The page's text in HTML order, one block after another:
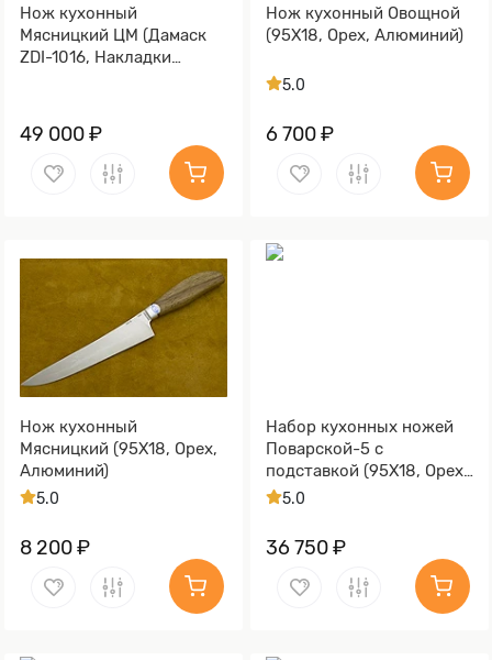
Нож кухонный
Мясницкий ЦМ (Дамаск
ZDI-1016, Накладки
49 000 ₽
Нож кухонный Овощной
(95Х18, Орех, Алюминий)
5.0
6 700 ₽
Нож кухонный
Мясницкий (95Х18, Орех,
Алюминий)
5.0
8 200 ₽
Набор кухонных ножей
Поварской-5 с
подставкой (95Х18, Орех,
Алюминий)
5.0
36 750 ₽